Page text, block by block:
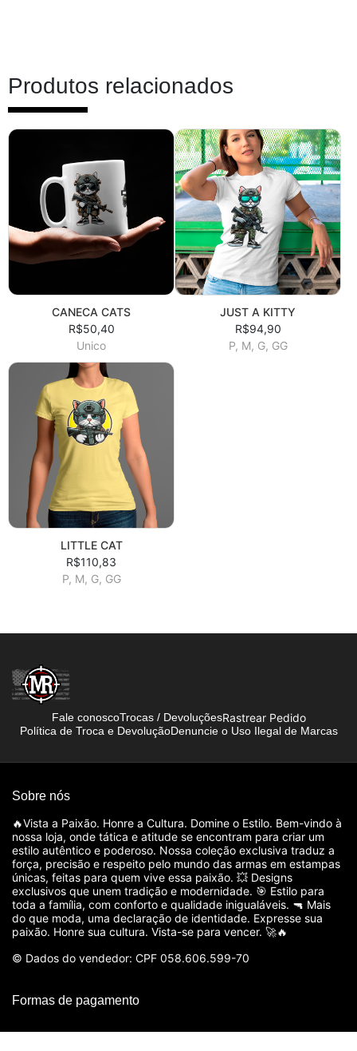
Produtos relacionados
CANECA CATS
R$50,40
Unico
JUST A KITTY
R$94,90
P, M, G, GG
LITTLE CAT
R$110,83
P, M, G, GG
Fale conoscoTrocas / DevoluçõesRastrear Pedido
Política de Troca e DevoluçãoDenuncie o Uso Ilegal de Marcas
Sobre nós
🔥Vista a Paixão. Honre a Cultura. Domine o Estilo. Bem-vindo à
nossa loja, onde tática e atitude se encontram para criar um
estilo autêntico e poderoso. Nossa coleção exclusiva traduz a
força, precisão e respeito pelo mundo das armas em estampas
únicas, feitas para quem vive essa paixão. 💥 Designs
exclusivos que unem tradição e modernidade. 🎯 Estilo para
toda a família, com conforto e qualidade inigualáveis. 🔫 Mais
do que moda, uma declaração de identidade. Expresse sua
paixão. Honre sua cultura. Vista-se para vencer. 🚀🔥
© Dados do vendedor: CPF 058.606.599-70
Formas de pagamento